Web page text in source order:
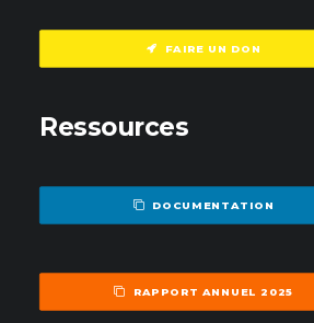
FAIRE UN DON
Ressources
DOCUMENTATION
RAPPORT ANNUEL 2025